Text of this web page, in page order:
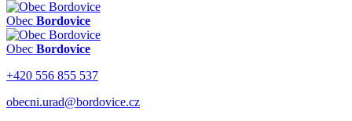
Obec Bordovice
Obec Bordovice
+420 556 855 537
obecni.urad@bordovice.cz